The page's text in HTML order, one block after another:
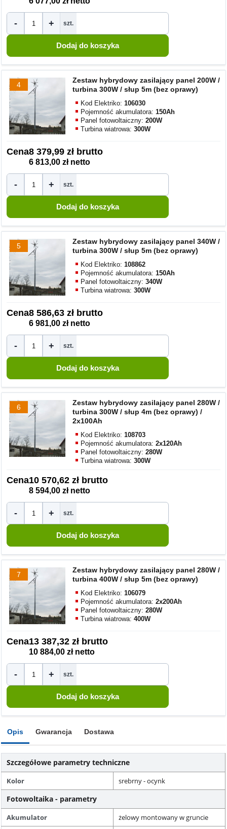
- + szt.
4
Zestaw hybrydowy zasilający panel 200W /
turbina 300W / słup 5m (bez oprawy)
Kod Elektriko:106030
Pojemność akumulatora:150Ah
Panel fotowoltaiczny:200W
Turbina wiatrowa:300W
Cena8 379,99 zł brutto
6 813,00 zł netto
- + szt.
5
Zestaw hybrydowy zasilający panel 340W /
turbina 300W / słup 5m (bez oprawy)
Kod Elektriko:108862
Pojemność akumulatora:150Ah
Panel fotowoltaiczny:340W
Turbina wiatrowa:300W
Cena8 586,63 zł brutto
6 981,00 zł netto
- + szt.
6
Zestaw hybrydowy zasilający panel 280W /
turbina 300W / słup 4m (bez oprawy) /
2x100Ah
Kod Elektriko:108703
Pojemność akumulatora:2x120Ah
Panel fotowoltaiczny:280W
Turbina wiatrowa:300W
Cena10 570,62 zł brutto
8 594,00 zł netto
- + szt.
7
Zestaw hybrydowy zasilający panel 280W /
turbina 400W / słup 5m (bez oprawy)
Kod Elektriko:106079
Pojemność akumulatora:2x200Ah
Panel fotowoltaiczny:280W
Turbina wiatrowa:400W
Cena13 387,32 zł brutto
10 884,00 zł netto
- + szt.
Opis Gwarancja Dostawa
Szczegółowe parametry techniczne
Kolor srebrny - ocynk
Fotowoltaika - parametry
Akumulator żelowy montowany w gruncie